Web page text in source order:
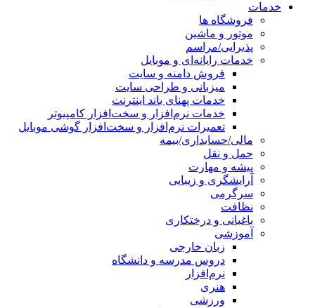
خدمات
فروشگاه ها
موتور و ماشین
پذیرایی/مراسم
خدمات رایانه‌ای و موبایل
فروش دامنه و سایت
میزبانی و طراحی سایت
خدمات پهنای باند اینترنت
خدمات نرم‌افزار و سخت‌افزار کامپیوتر
تعمیرات نرم‌افزار و سخت‌افزار گوشی موبایل
مالی/حسابداری/بیمه
حمل و نقل
پیشه و مهارت
آرایشگری و زیبایی
سرگرمی
نظافت
باغبانی و درختکاری
آموزشی
زبان خارجی
دروس مدرسه و دانشگاه
نرم‌افزار
هنری
ورزشی